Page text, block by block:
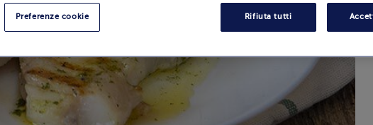
Rifiuta tutti
Preferenze cookie